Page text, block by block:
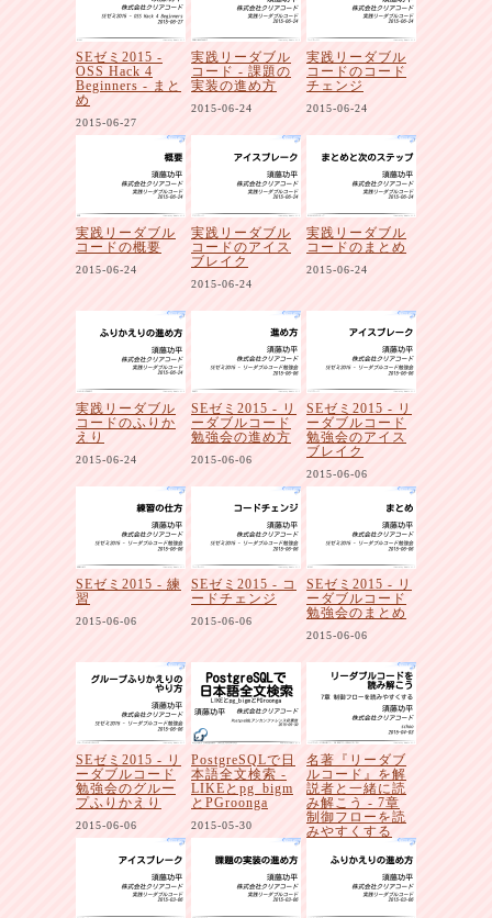
SEゼミ2015 -
OSS Hack 4
Beginners - まと
め
2015-06-27
実践リーダブル
コード - 課題の
実装の進め方
2015-06-24
実践リーダブル
コードのコード
チェンジ
2015-06-24
実践リーダブル
コードの概要
2015-06-24
実践リーダブル
コードのアイス
ブレイク
2015-06-24
実践リーダブル
コードのまとめ
2015-06-24
実践リーダブル
コードのふりか
えり
2015-06-24
SEゼミ2015 - リ
ーダブルコード
勉強会の進め方
2015-06-06
SEゼミ2015 - リ
ーダブルコード
勉強会のアイス
ブレイク
2015-06-06
SEゼミ2015 - 練
習
2015-06-06
SEゼミ2015 - コ
ードチェンジ
2015-06-06
SEゼミ2015 - リ
ーダブルコード
勉強会のまとめ
2015-06-06
SEゼミ2015 - リ
ーダブルコード
勉強会のグルー
プふりかえり
2015-06-06
PostgreSQLで日
本語全文検索 -
LIKEとpg_bigm
とPGroonga
2015-05-30
名著『リーダブ
ルコード』を解
説者と一緒に読
み解こう - 7章
制御フローを読
みやすくする
2015-04-03